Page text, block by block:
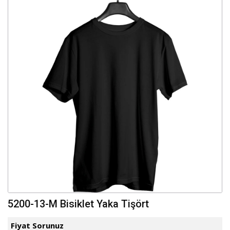
5200-13-M Bisiklet Yaka Tişört
Fiyat Sorunuz